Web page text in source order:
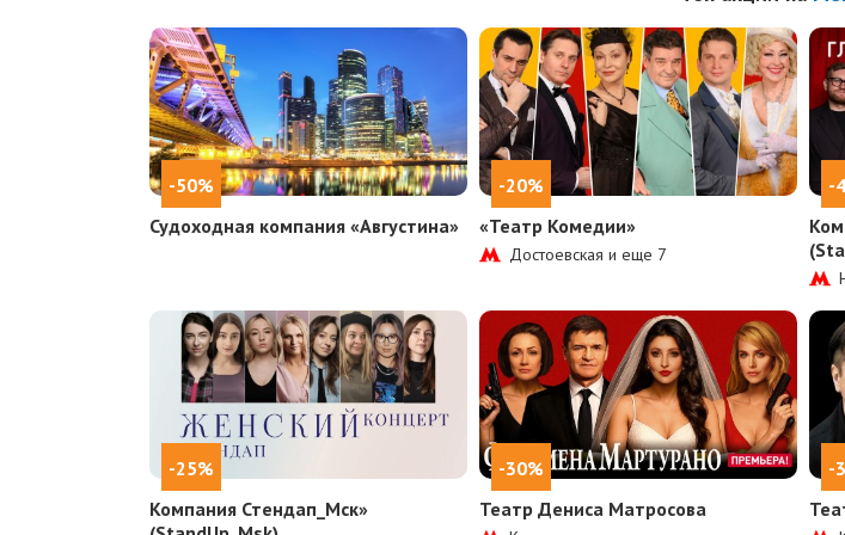
-50%
Судоходная компания «Августина»
-20%
«Театр Комедии»
Достоевская и еще 7
-
-25%
Компания Стендап_Мск»
-30%
Театр Дениса Матросова
-